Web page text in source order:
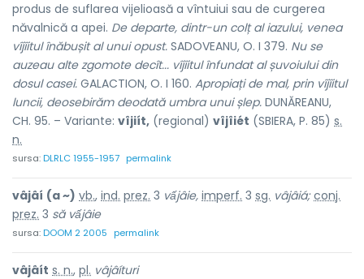
produs de suflarea vijelioasă a vîntuiui sau de curgerea
năvalnică a apei. De departe, dintr-un colț al iazului, venea
vîjîitul înăbușit al unui opust. SADOVEANU, O. I 379. Nu se
auzeau alte zgomote decît... vîjîitul înfundat al șuvoiului din
dosul casei. GALACTION, O. I 160. Apropiați de mal, prin vîjîitul
luncii, deosebirăm deodată umbra unui șlep. DUNĂREANU,
CH. 95. – Variante: vîjiít, (regional) vîjîiét (SBIERA, P. 85) s.
n.
sursa:DLRLC 1955-1957 permalink
vâjâí (a ~) vb., ind. prez. 3 vấjâie, imperf. 3 sg. vâjâiá; conj.
prez. 3 să vấjâie
sursa:DOOM 2 2005 permalink
vâjâít s. n., pl. vâjâíturi